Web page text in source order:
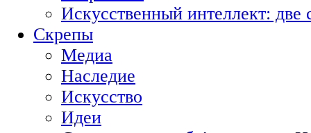
Искусственный интеллект:
Скрепы
Медиа
Наследие
Искусство
Идеи